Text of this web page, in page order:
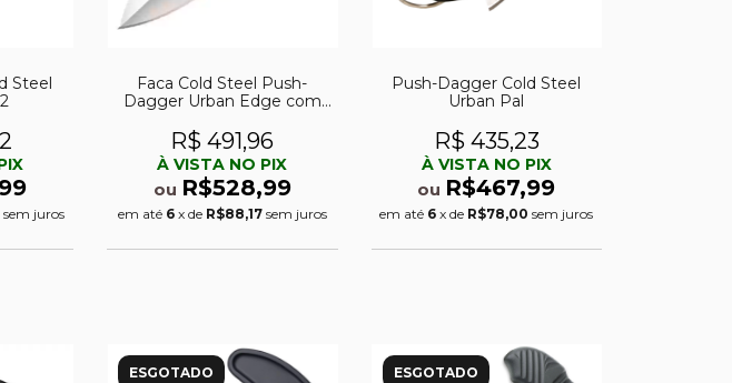
Steel
sem juros
Faca Cold Steel Push-
Dagger Urban Edge com
bainha.
R$ 491,96
À VISTA NO PIX
ou R$528,99
em até 6 x de R$88,17 sem juros
Push-Dagger Cold Steel
Urban Pal
R$ 435,23
À VISTA NO PIX
ou R$467,99
em até 6 x de R$78,00 sem juros
ESGOTADO ESGOTADO